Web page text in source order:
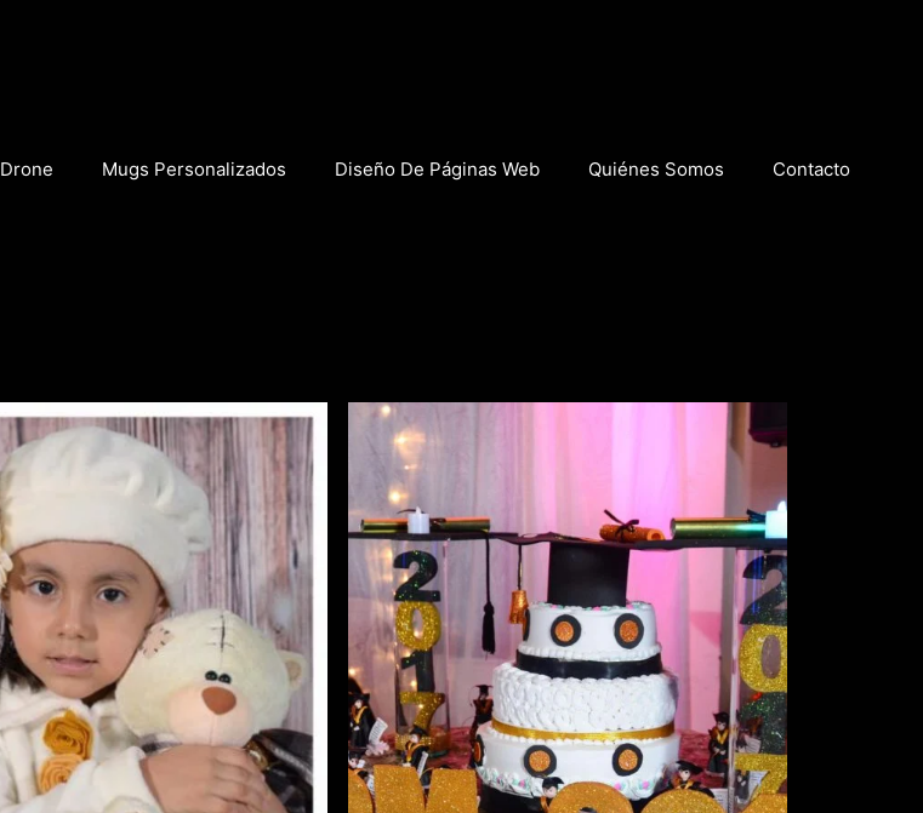
Drone Mugs Personalizados Diseño De Páginas Web Quiénes Somos Contacto